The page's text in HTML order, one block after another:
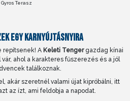
Gyros Terasz
EGY KARNYÚJTÁSNYIRA
repítsenek! A Keleti Tengergazdag kínai
ahol a karakteres fűszerezés és a jól
találkoznak.
akár szeretnél valami újat kipróbálni, itt
az ízt, ami feldobja a napodat.